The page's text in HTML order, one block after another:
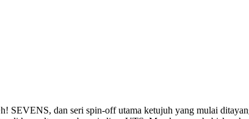
SEVENS, dan seri spin-off utama ketujuh yang mulai